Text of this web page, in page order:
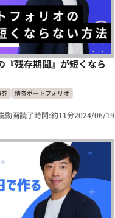
『残存期間』が短くなら
債券ポートフォリオ
動画読了時間:約11分2024/06/19